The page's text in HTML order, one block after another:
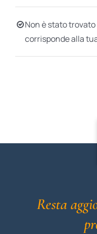
Non è stato
corrisponde alla
Resta